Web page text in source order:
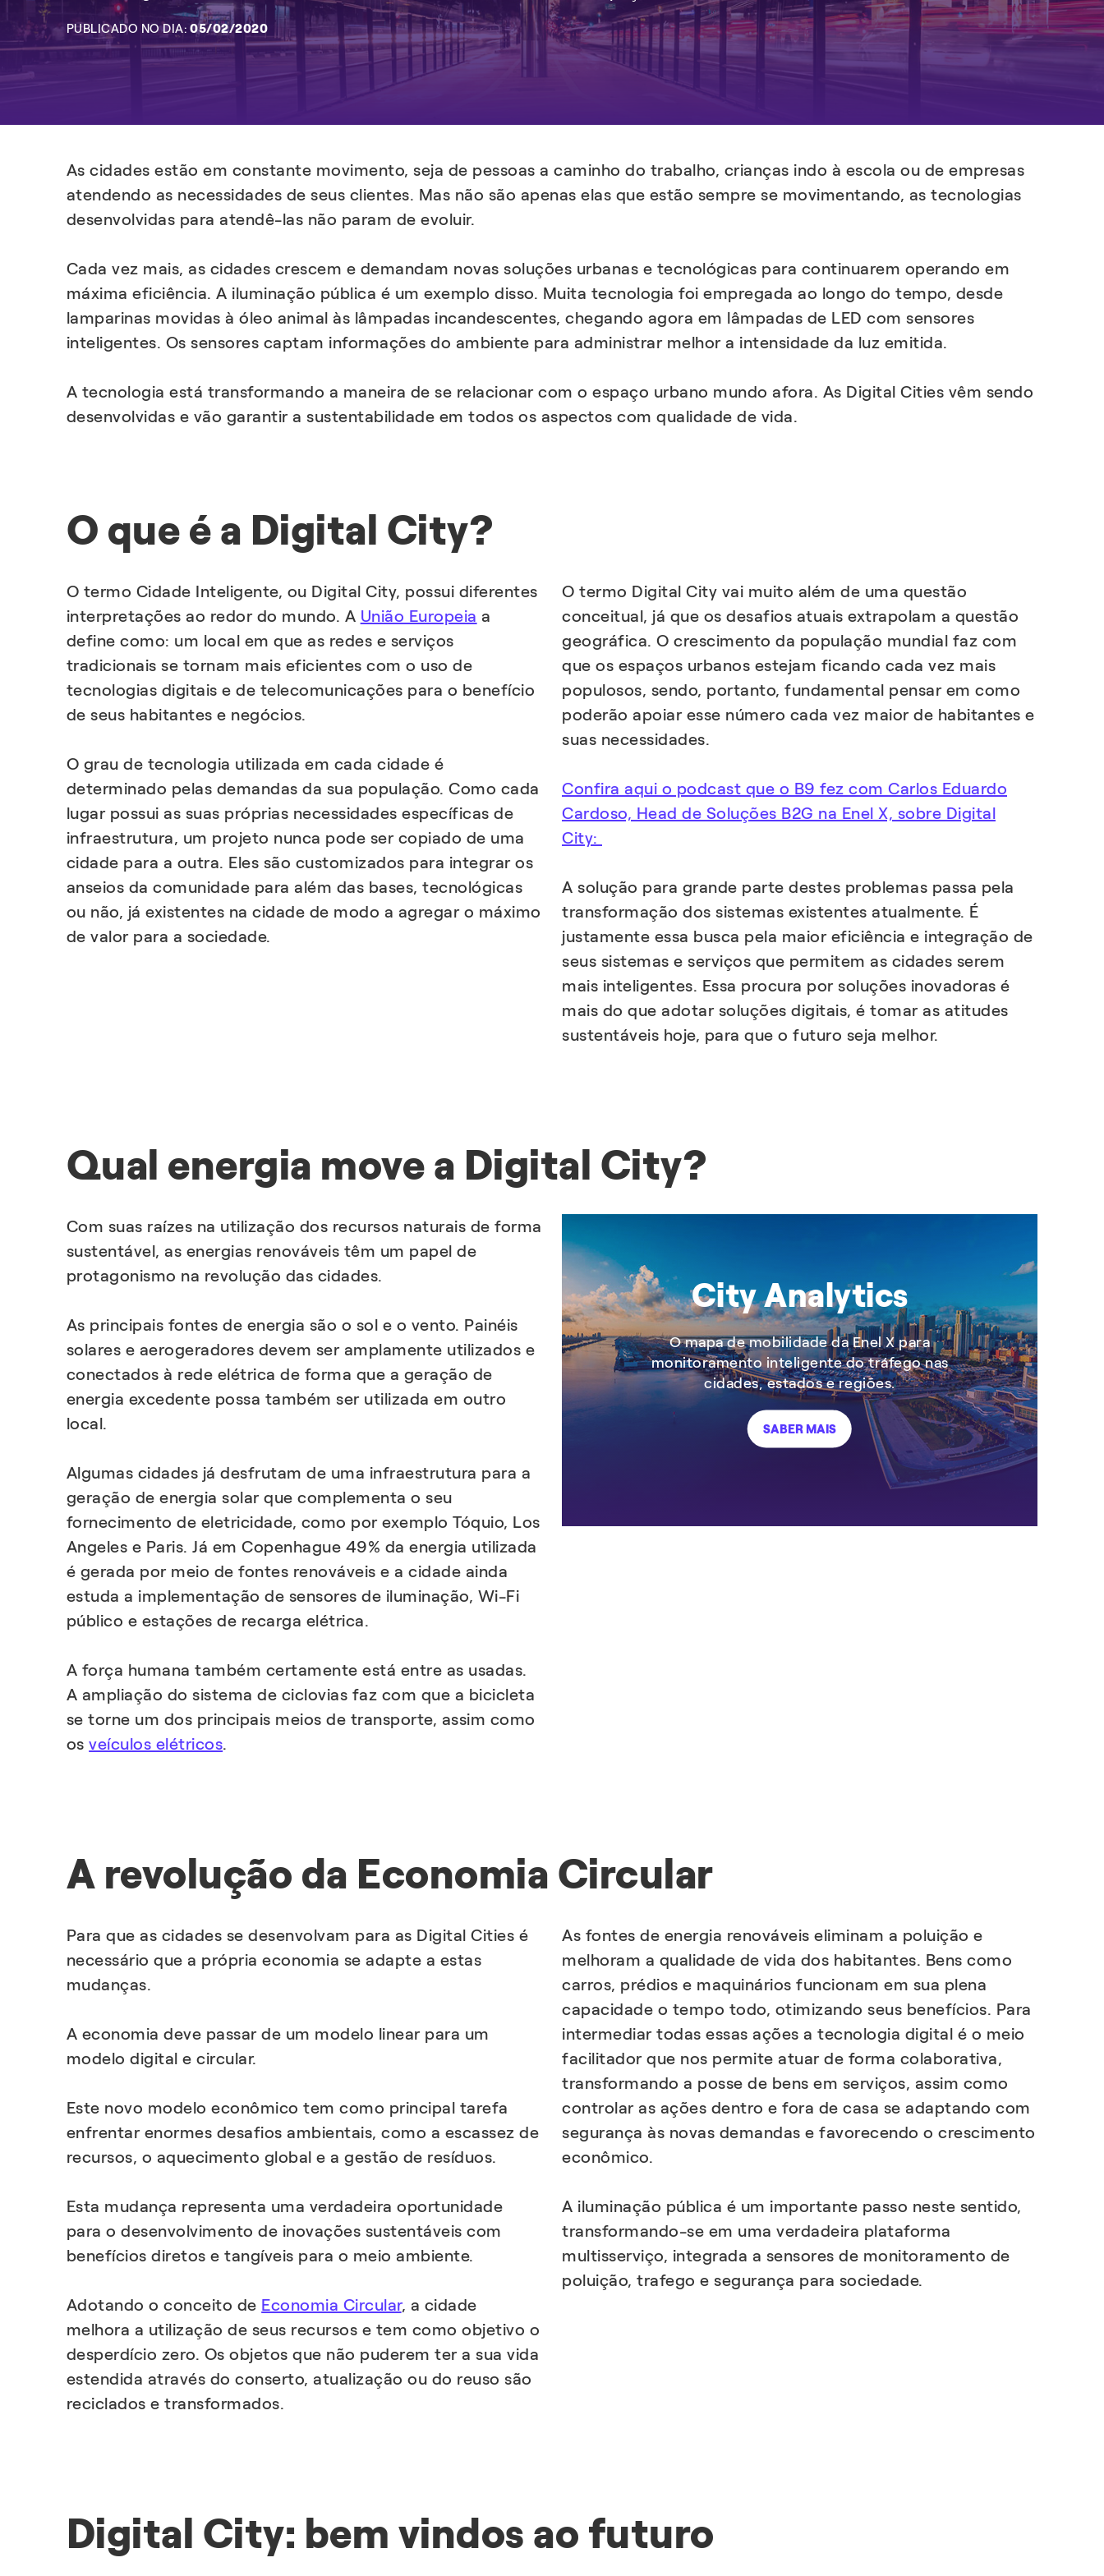
EXPLORAR
EXPLORAR
PUBLICADO NO DIA: 05/02/2020
As cidades estão em constante movimento, seja de pessoas a caminho do trabalho, crianças indo à escola ou de empresas
atendendo as necessidades de seus clientes. Mas não são apenas elas que estão sempre se movimentando, as tecnologias
desenvolvidas para atendê-las não param de evoluir.
Cada vez mais, as cidades crescem e demandam novas soluções urbanas e tecnológicas para continuarem operando em
máxima eficiência. A iluminação pública é um exemplo disso. Muita tecnologia foi empregada ao longo do tempo, desde
lamparinas movidas à óleo animal às lâmpadas incandescentes, chegando agora em lâmpadas de LED com sensores
inteligentes. Os sensores captam informações do ambiente para administrar melhor a intensidade da luz emitida.
A tecnologia está transformando a maneira de se relacionar com o espaço urbano mundo afora. As Digital Cities vêm sendo
desenvolvidas e vão garantir a sustentabilidade em todos os aspectos com qualidade de vida.
O que é a Digital City?
O termo Cidade Inteligente, ou Digital City, possui diferentes
interpretações ao redor do mundo. A União Europeia a
define como: um local em que as redes e serviços
tradicionais se tornam mais eficientes com o uso de
tecnologias digitais e de telecomunicações para o benefício
de seus habitantes e negócios.
O grau de tecnologia utilizada em cada cidade é
determinado pelas demandas da sua população. Como cada
lugar possui as suas próprias necessidades específicas de
infraestrutura, um projeto nunca pode ser copiado de uma
cidade para a outra. Eles são customizados para integrar os
anseios da comunidade para além das bases, tecnológicas
ou não, já existentes na cidade de modo a agregar o máximo
de valor para a sociedade.
O termo Digital City vai muito além de uma questão
conceitual, já que os desafios atuais extrapolam a questão
geográfica. O crescimento da população mundial faz com
que os espaços urbanos estejam ficando cada vez mais
populosos, sendo, portanto, fundamental pensar em como
poderão apoiar esse número cada vez maior de habitantes e
suas necessidades.
Confira aqui o podcast que o B9 fez com Carlos Eduardo
Cardoso, Head de Soluções B2G na Enel X, sobre Digital
City:
A solução para grande parte destes problemas passa pela
transformação dos sistemas existentes atualmente. É
justamente essa busca pela maior eficiência e integração de
seus sistemas e serviços que permitem as cidades serem
mais inteligentes. Essa procura por soluções inovadoras é
mais do que adotar soluções digitais, é tomar as atitudes
sustentáveis hoje, para que o futuro seja melhor.
Qual energia move a Digital City?
Com suas raízes na utilização dos recursos naturais de forma
sustentável, as energias renováveis têm um papel de
protagonismo na revolução das cidades.
As principais fontes de energia são o sol e o vento. Painéis
solares e aerogeradores devem ser amplamente utilizados e
conectados à rede elétrica de forma que a geração de
energia excedente possa também ser utilizada em outro
local.
Algumas cidades já desfrutam de uma infraestrutura para a
geração de energia solar que complementa o seu
fornecimento de eletricidade, como por exemplo Tóquio, Los
Angeles e Paris. Já em Copenhague 49% da energia utilizada
é gerada por meio de fontes renováveis e a cidade ainda
estuda a implementação de sensores de iluminação, Wi-Fi
público e estações de recarga elétrica.
A força humana também certamente está entre as usadas.
A ampliação do sistema de ciclovias faz com que a bicicleta
se torne um dos principais meios de transporte, assim como
osveículos elétricos.
City Analytics
O mapa de mobilidade da Enel X para
monitoramento inteligente do tráfego nas
cidades, estados e regiões.
SABER MAIS
A revolução da Economia Circular
Para que as cidades se desenvolvam para as Digital Cities é
necessário que a própria economia se adapte a estas
mudanças.
A economia deve passar de um modelo linear para um
modelo digital e circular.
Este novo modelo econômico tem como principal tarefa
enfrentar enormes desafios ambientais, como a escassez de
recursos, o aquecimento global e a gestão de resíduos.
Esta mudança representa uma verdadeira oportunidade
para o desenvolvimento de inovações sustentáveis com
benefícios diretos e tangíveis para o meio ambiente.
Adotando o conceito de Economia Circular, a cidade
melhora a utilização de seus recursos e tem como objetivo o
desperdício zero. Os objetos que não puderem ter a sua vida
estendida através do conserto, atualização ou do reuso são
reciclados e transformados.
As fontes de energia renováveis eliminam a poluição e
melhoram a qualidade de vida dos habitantes. Bens como
carros, prédios e maquinários funcionam em sua plena
capacidade o tempo todo, otimizando seus benefícios. Para
intermediar todas essas ações a tecnologia digital é o meio
facilitador que nos permite atuar de forma colaborativa,
transformando a posse de bens em serviços, assim como
controlar as ações dentro e fora de casa se adaptando com
segurança às novas demandas e favorecendo o crescimento
econômico.
A iluminação pública é um importante passo neste sentido,
transformando-se em uma verdadeira plataforma
multisserviço, integrada a sensores de monitoramento de
poluição, trafego e segurança para sociedade.
Digital City: bem vindos ao futuro